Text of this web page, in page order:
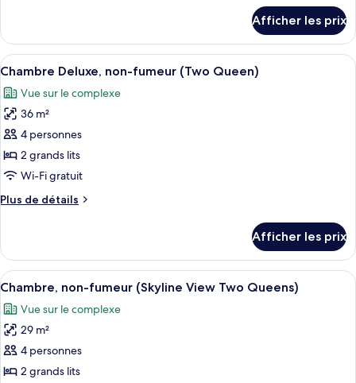
fumeur
(One
King
Pullout
sofa)
Chambre
Deluxe,
non-
(One
King
Pullout
sofa)
Afficher les prix
Afficher
toutes
les
photos
pour
ce
type
chambre :
non-
fumeur
(Two
Queen)
Une chambre d’hôtel moderne
5
Chambre Deluxe, non-fumeur (Two Queen)
Vue sur le complexe
36 m²
4 personnes
2 grands lits
Wi-Fi gratuit
Plus de détails
Plus
Chambre
Deluxe,
non-
(Two
Queen)
Afficher les prix
Afficher
toutes
les
photos
pour
ce
Une chambre d’hôtel avec deux
8
Chambre, non-fumeur (Skyline View Two Queens)
Vue sur le complexe
29 m²
4 personnes
2 grands lits